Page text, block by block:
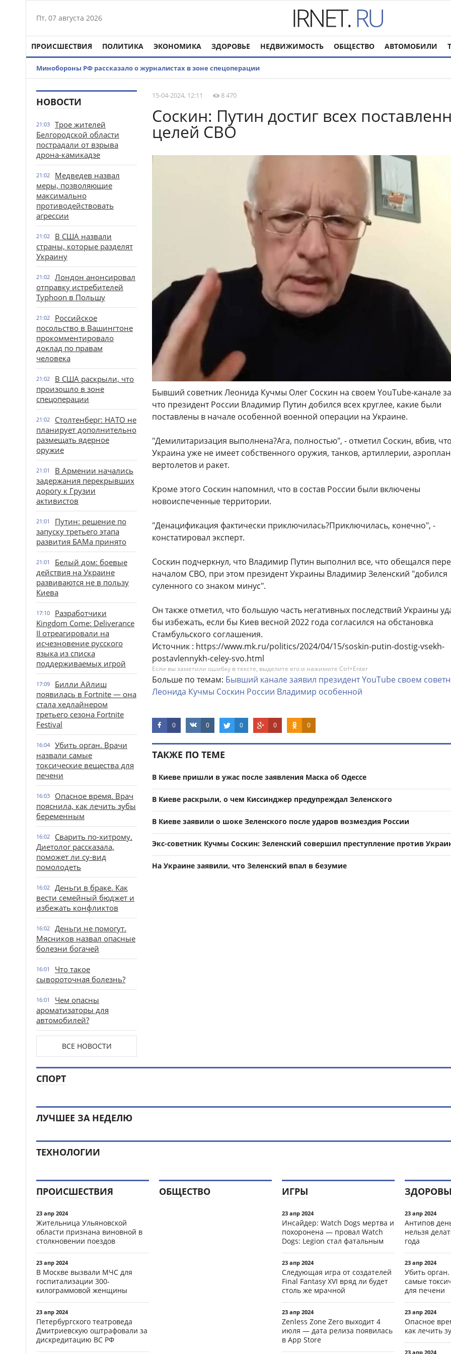
Пт, 07 августа 2026
ПРОИСШЕСТВИЯ ПОЛИТИКА ЭКОНОМИКА ЗДОРОВЬЕ НЕДВИЖИМОСТЬ ОБЩЕСТВО АВТОМОБИЛИ
Минобороны РФ рассказало о журналистах в зоне спецоперации
НОВОСТИ
21:03
Трое жителей
Белгородской области
пострадали от взрыва
дрона-камикадзе
21:02
Медведев назвал
меры, позволяющие
максимально
противодействовать
агрессии
21:02
В США назвали
страны, которые разделят
Украину
21:02
Лондон анонсировал
отправку истребителей
Typhoon в Польшу
21:02
Российское
посольство в Вашингтоне
прокомментировало
доклад по правам
человека
21:02
В США раскрыли, что
произошло в зоне
спецоперации
21:02
Столтенберг: НАТО не
планирует дополнительно
размещать ядерное
оружие
21:01
В Армении начались
задержания перекрывших
дорогу к Грузии
активистов
21:01
Путин: решение по
запуску третьего этапа
развития БАМа принято
21:01
Белый дом: боевые
действия на Украине
развиваются не в пользу
Киева
17:10
Разработчики
Kingdom Come: Deliverance
II отреагировали на
исчезновение русского
языка из списка
поддерживаемых игрой
17:09
Билли Айлиш
появилась в Fortnite — она
стала хедлайнером
третьего сезона Fortnite
Festival
16:04
Убить орган. Врачи
назвали самые
токсические вещества для
печени
16:03
Опасное время. Врач
пояснила, как лечить зубы
беременным
16:02
Сварить по-хитрому.
Диетолог рассказала,
поможет ли су-вид
помолодеть
16:02
Деньги в браке. Как
вести семейный бюджет и
избежать конфликтов
16:02
Деньги не помогут.
Мясников назвал опасные
болезни богачей
16:01
Что такое
сывороточная болезнь?
16:01
Чем опасны
ароматизаторы для
автомобилей?
ВСЕ НОВОСТИ
15-04-2024, 12:11 8 470
Соскин: Путин достиг всех
целей СВО
Бывший советник Леонида Кучмы Олег Соскин на своем YouТube-канале
что президент России Владимир Путин добился всех круглее, какие были
поставлены в начале особенной военной операции на Украине.
"Демилитаризация выполнена?Ага, полностью", - отметил Соскин, вбив, что
Украина уже не имеет собственного оружия, танков, артиллерии,
вертолетов и ракет.
Кроме этого Соскин напомнил, что в состав России были включены
новоиспеченные территории.
"Денацификация фактически приключилась?Приключилась, конечно", -
констатировал эксперт.
Соскин подчеркнул, что Владимир Путин выполнил все, что обещался
началом СВО, при этом президент Украины Владимир Зеленский "добился
суленного со знаком минус".
Он также отметил, что большую часть негативных последствий Украины
бы избежать, если бы Киев весной 2022 года согласился на обстановка
Стамбульского соглашения.
Источник : https://www.mk.ru/politics/2024/04/15/soskin-putin-dostig-vsekh-
postavlennykh-celey-svo.html
Если вы заметили ошибку в тексте, выделите его и нажимите Ctrl+Enter
Больше по темам: Бывший каналезаявил президентYouТube своем
Леонида Кучмы Соскин России Владимир особенной
0 0 0 0 0
ТАКЖЕ ПО ТЕМЕ
В Киеве пришли в ужас после заявления Маска об Одессе
В Киеве раскрыли, о чем Киссинджер предупреждал Зеленского
В Киеве заявили о шоке Зеленского после ударов возмездия России
Экс-советник Кучмы Соскин: Зеленский совершил преступление против
На Украине заявили, что Зеленский впал в безумие
СПОРТ
ЛУЧШЕЕ ЗА НЕДЕЛЮ
ТЕХНОЛОГИИ
ПРОИСШЕСТВИЯ
23 апр 2024
Жительница Ульяновской
области признана виновной в
столкновении поездов
23 апр 2024
В Москве вызвали МЧС для
госпитализации 300-
килограммовой женщины
23 апр 2024
Петербургского театроведа
Дмитриевскую оштрафовали за
дискредитацию ВС РФ
ОБЩЕСТВО ИГРЫ
23 апр 2024
Инсайдер: Watch Dogs мертва и
похоронена — провал Watch
Dogs: Legion стал фатальным
23 апр 2024
Следующая игра от создателей
Final Fantasy XVI вряд ли будет
столь же мрачной
23 апр 2024
Zenless Zone Zero выходит 4
июля — дата релиза появилась
в App Store
23 апр 2024
Антипов
нельзя
года
23 апр 2024
Убить
самые
для печени
23 апр 2024
Опасное
как лечить
23 апр 2024